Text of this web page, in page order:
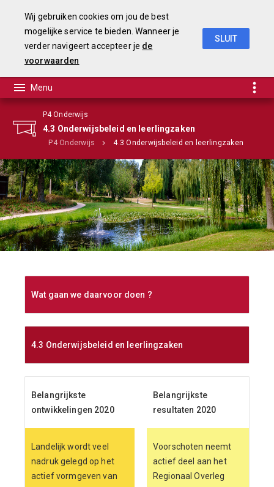
P4 Onderwijs
4.3 Onderwijsbeleid en leerlingzaken
P4 Onderwijs 4.3 Onderwijsbeleid en leerlingzaken
Wat gaan we daarvoor doen ?
4.3 Onderwijsbeleid en leerlingzaken
Belangrijkste
ontwikkelingen 2020
Belangrijkste
resultaten 2020
Landelijk wordt veel
nadruk gelegd op het
actief vormgeven van
Voorschoten neemt
actief deel aan het
Regionaal Overleg
Wij gebruiken cookies om jou de best
mogelijke service te bieden. Wanneer je
verder navigeert accepteer je de
voorwaarden
SLUIT